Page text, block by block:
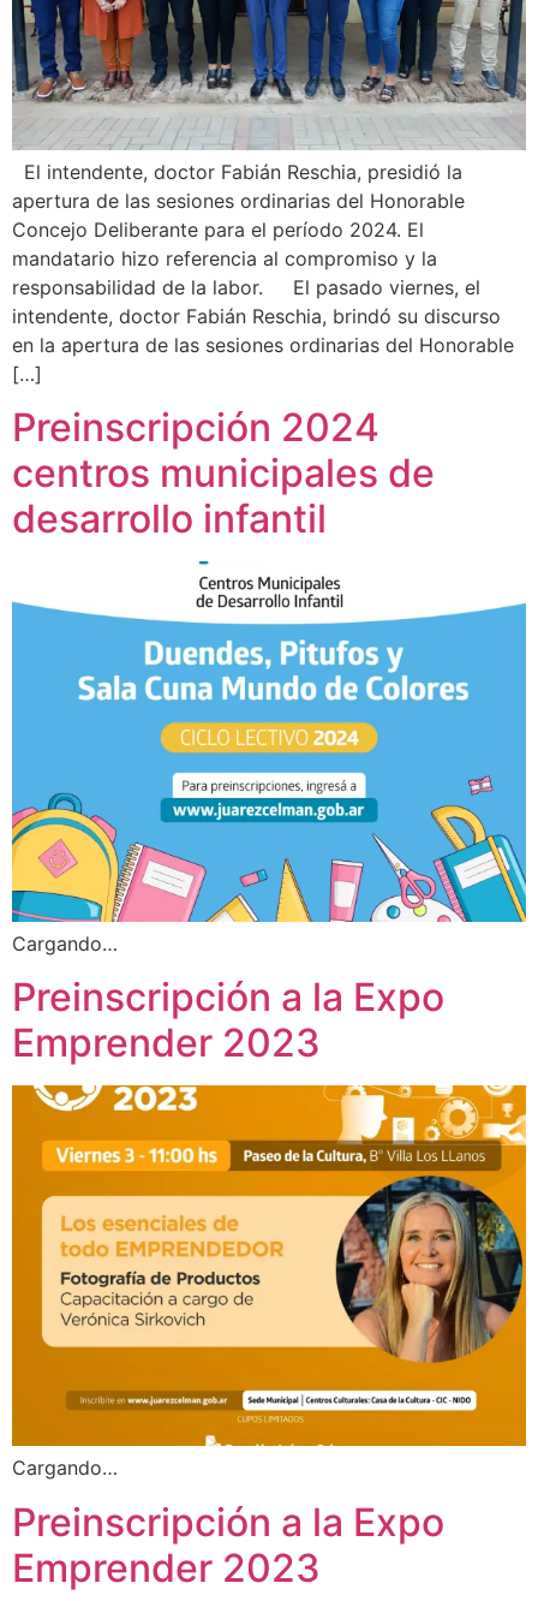
El intendente, doctor Fabián Reschia, presidió la
apertura de las sesiones ordinarias del Honorable
Concejo Deliberante para el período 2024. El
mandatario hizo referencia al compromiso y la
responsabilidad de la labor. El pasado viernes, el
intendente, doctor Fabián Reschia, brindó su discurso
en la apertura de las sesiones ordinarias del Honorable
[…]
Preinscripción 2024
centros municipales de
desarrollo infantil
Cargando…
Preinscripción a la Expo
Emprender 2023
Cargando…
Preinscripción a la Expo
Emprender 2023